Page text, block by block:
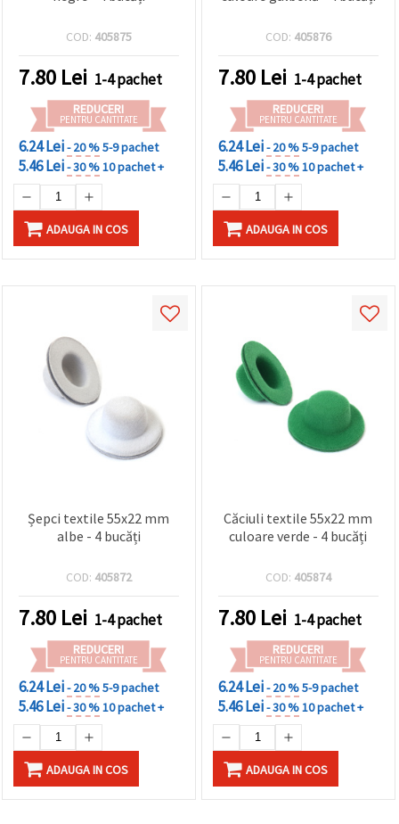
COD: 405875
7.80 Lei 1-4 pachet
REDUCERI
PENTRU CANTITATE
6.24 Lei- 20 %5-9 pachet
5.46 Lei- 30 %10 pachet +
ADAUGA IN COS
COD: 405876
7.80 Lei 1-4 pachet
REDUCERI
PENTRU CANTITATE
6.24 Lei- 20 %5-9 pachet
5.46 Lei- 30 %10 pachet +
ADAUGA IN COS
Șepci textile 55x22 mm
albe - 4 bucăți
COD: 405872
7.80 Lei 1-4 pachet
REDUCERI
PENTRU CANTITATE
6.24 Lei- 20 %5-9 pachet
5.46 Lei- 30 %10 pachet +
ADAUGA IN COS
Căciuli textile 55x22 mm
culoare verde - 4 bucăți
COD: 405874
7.80 Lei 1-4 pachet
REDUCERI
PENTRU CANTITATE
6.24 Lei- 20 %5-9 pachet
5.46 Lei- 30 %10 pachet +
ADAUGA IN COS